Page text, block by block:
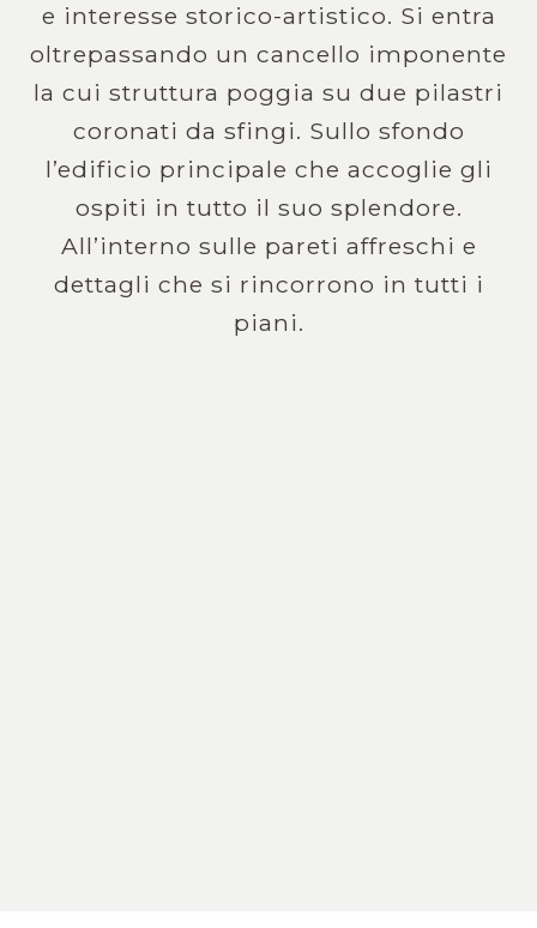
e interesse storico-artistico. Si entra
oltrepassando un cancello imponente
la cui struttura poggia su due pilastri
coronati da sfingi. Sullo sfondo
l’edificio principale che accoglie gli
ospiti in tutto il suo splendore.
All’interno sulle pareti affreschi e
dettagli che si rincorrono in tutti i
piani.